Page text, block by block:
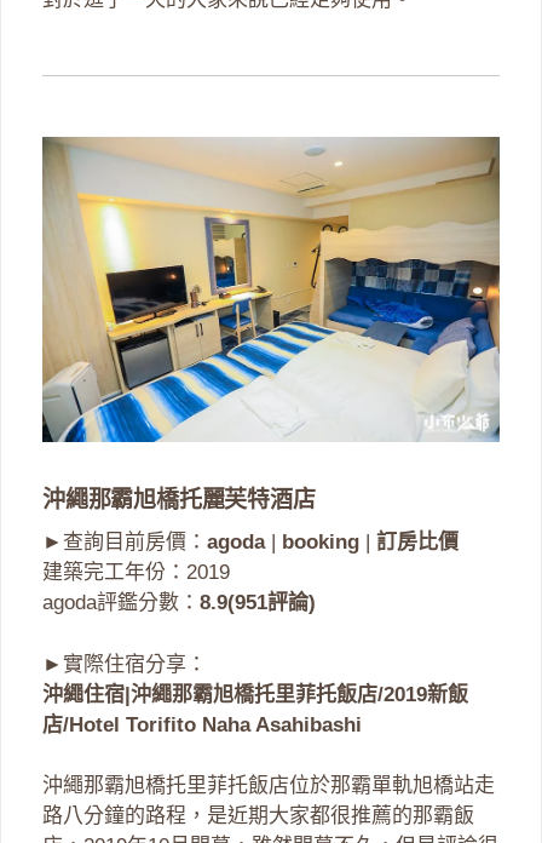
沖繩那霸旭橋托麗芙特酒店
►查詢目前房價： agoda| booking | 訂房比價
建築完工年份：2019
agoda評鑑分數： 8.9(951評論)
►實際住宿分享：
沖繩住宿|沖繩那霸旭橋托里菲托飯店/2019新飯
店/Hotel Torifito Naha Asahibashi
沖繩那霸旭橋托里菲托飯店位於那霸單軌旭橋站走
路八分鐘的路程，是近期大家都很推薦的那霸飯